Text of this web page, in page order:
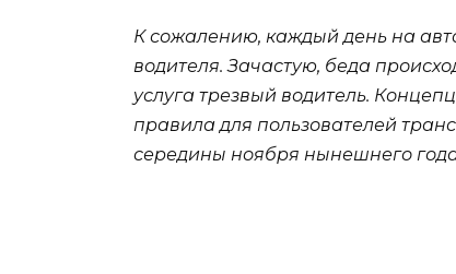
К сожалению, каждый день на
водителя. Зачастую, беда
услуга трезвый водитель.
правила для пользователей
середины ноября нынешнего